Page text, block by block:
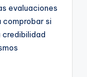
evaluaciones
comprobar si
credibilidad